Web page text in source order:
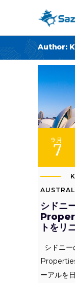
Author:
9月
7
シドニ
トをリ
シドニ
ーアルを